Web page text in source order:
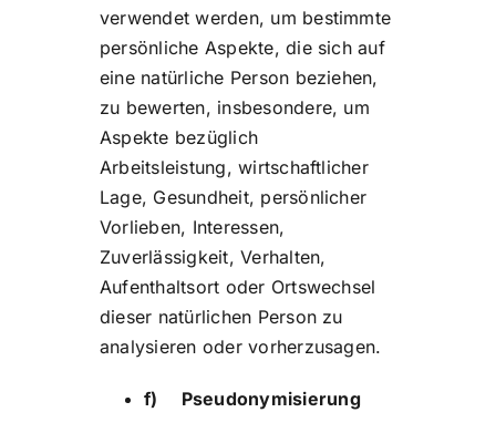
verwendet werden, um bestimmte
persönliche Aspekte, die sich auf
eine natürliche Person beziehen,
zu bewerten, insbesondere, um
Aspekte bezüglich
Arbeitsleistung, wirtschaftlicher
Lage, Gesundheit, persönlicher
Vorlieben, Interessen,
Zuverlässigkeit, Verhalten,
Aufenthaltsort oder Ortswechsel
dieser natürlichen Person zu
analysieren oder vorherzusagen.
f) Pseudonymisierung